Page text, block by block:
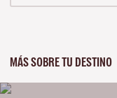
MÁS SOBRE TU DESTINO